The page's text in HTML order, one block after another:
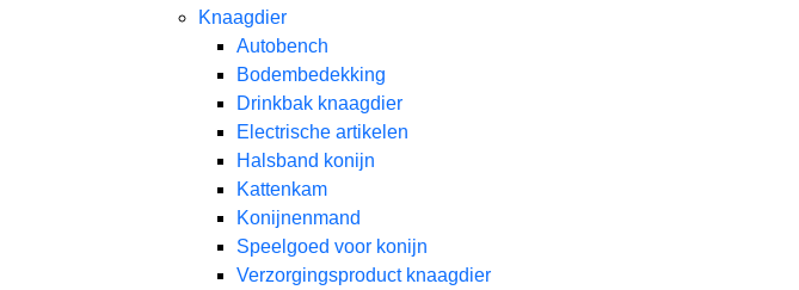
Knaagdier
Autobench
Bodembedekking
Drinkbak knaagdier
Electrische artikelen
Halsband konijn
Kattenkam
Konijnenmand
Speelgoed voor konijn​
Verzorgingsproduct knaagdier